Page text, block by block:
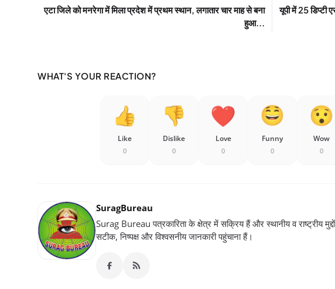
एटा जिले को मनरेगा में मिला प्रदेश में प्रथम स्थान, लगातार चार माह से बना
हुआ...
यूपी में 25 डिप्टी
WHAT'S YOUR REACTION?
Like
0
Dislike
0
Love
0
Funny
0
Wow
0
SuragBureau
Surag Bureau पत्रकारिता के क्षेत्र में सक्रिय हैं और स्थानीय व राष्ट्रीय
सटीक, निष्पक्ष और विश्वसनीय जानकारी पहुंचाना हैं।